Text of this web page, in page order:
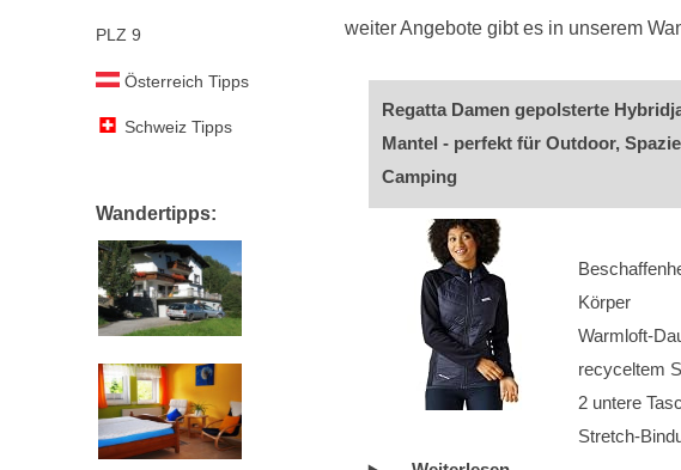
PLZ 9
Österreich Tipps
Schweiz Tipps
Wandertipps:
weiter Angebote gibt es in unserem
Regatta Damen gepolsterte
Mantel - perfekt für Outdoor,
Camping
Körper
Warmloft-
recyceltem
2 untere
Stretch-